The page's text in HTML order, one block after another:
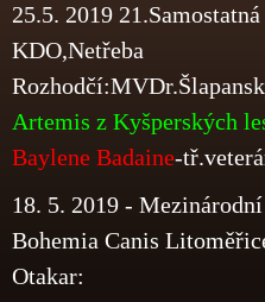
25.5. 2019
KDO,Netřeba
Artemis z Kyšperských
Baylene Badaine-
18. 5. 2019 -
Bohemia Canis
Otakar: